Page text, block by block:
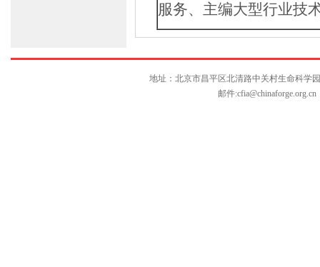
服务、主编大型行业技
地址：北京市昌平区北清路中关村生命科学
邮件:cfia@chinaforge.org.cn